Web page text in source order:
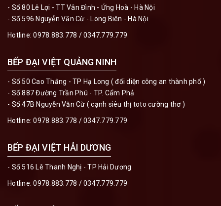
- Số 80 Lê Lợi - TT Vân Đình - Ứng Hoà - Hà Nội
- Số 596 Nguyễn Văn Cừ - Long Biên - Hà Nội
Hotline:0978.883.778 /0347.779.779
BẾP ĐẠI VIỆT QUẢNG NINH
- Số 50 Cao Thắng - TP Hạ Long ( đối diện công an thành phố )
- Số 887 Đường Trần Phú - TP. Cẩm Phả
- Số 47B Nguyễn Văn Cừ ( cạnh siêu thị toto cường thơ )
Hotline:0978.883.778 /0347.779.779
BẾP ĐẠI VIỆT HẢI DƯƠNG
- Số 516 Lê Thanh Nghị - TP Hải Dương
Hotline:0978.883.778 /0347.779.779